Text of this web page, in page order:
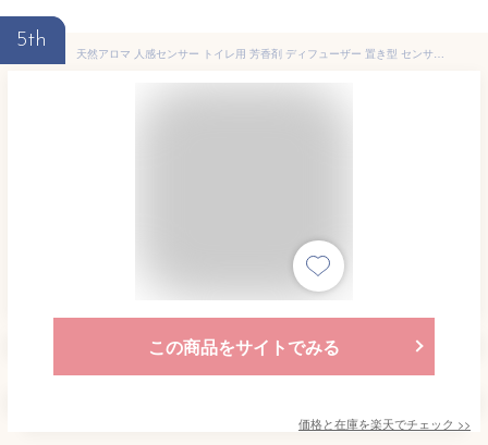
5th
天然アロマ 人感センサー トイレ用 芳香剤 ディフューザー 置き型 センサー付 T-scent ティーセント (本体+オイル40ml)全2色 選べる香り2種 | 強力消臭 トイレ 消臭 置くだけ 消臭剤 水なし 気化式 電池式 コードレス ルームフレグランス アロミックスタイル
この商品をサイトでみる
価格と在庫を楽天でチェック >>